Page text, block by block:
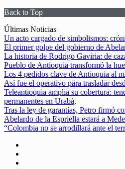
Back to Top
Skip
to
content
Últimas Noticias
Un acto cargado de simbolismos:
El primer golpe del gobierno de
La historia de Rodrigo Gaviria: de
Pueblo de Antioquia transformó la
Los 4 pedidos clave de Antioquia al
Así fue el operativo para trasladar
Teleantioquia amplía su cobertura:
permanentes en Urabá,
Tras la ley de garantías, Petro firmó
Abelardo de la Espriella estará a
“Colombia no se arrodillará ante el